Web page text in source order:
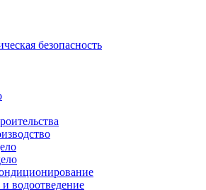
безопасность
водоотведение